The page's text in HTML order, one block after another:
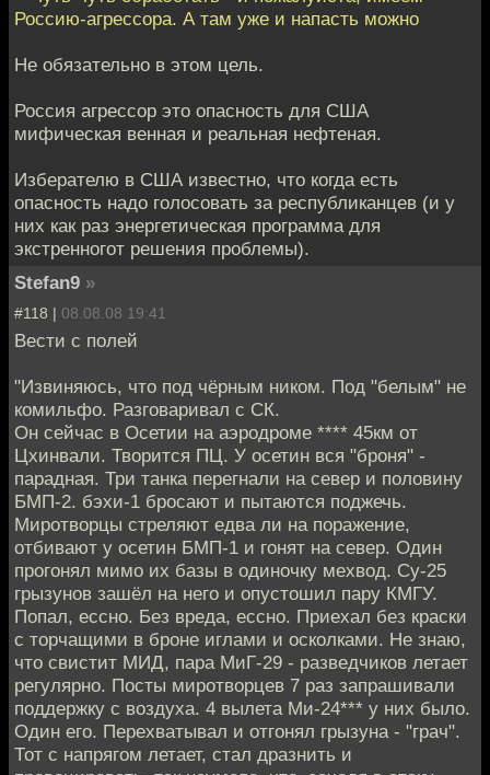
Россию-агрессора. А там уже и напасть можно
Не обязательно в этом цель.
Россия агрессор это опасность для США
мифическая венная и реальная нефтеная.
Изберателю в США известно, что когда есть
опасность надо голосовать за республиканцев (и у
них как раз энергетическая программа для
экстренногот решения проблемы).
Stefan9 »
#118 | 08.08.08 19:41
Вести с полей
"Извиняюсь, что под чёрным ником. Под "белым" не
комильфо. Разговаривал с СК.
Он сейчас в Осетии на аэродроме **** 45км от
Цхинвали. Творится ПЦ. У осетин вся "броня" -
парадная. Три танка перегнали на север и половину
БМП-2. бэхи-1 бросают и пытаются поджечь.
Миротворцы стреляют едва ли на поражение,
отбивают у осетин БМП-1 и гонят на север. Один
прогонял мимо их базы в одиночку мехвод. Су-25
грызунов зашёл на него и опустошил пару КМГУ.
Попал, ессно. Без вреда, ессно. Приехал без краски
с торчащими в броне иглами и осколками. Не знаю,
что свистит МИД, пара МиГ-29 - разведчиков летает
регулярно. Посты миротворцев 7 раз запрашивали
поддержку с воздуха. 4 вылета Ми-24*** у них было.
Один его. Перехватывал и отгонял грызуна - "грач".
Тот с напрягом летает, стал дразнить и